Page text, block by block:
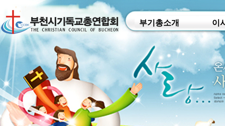
부기총소개 이